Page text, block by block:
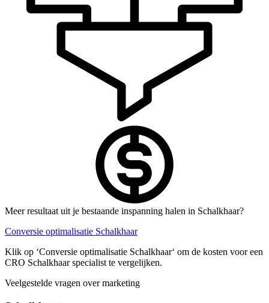
Meer resultaat uit je bestaande inspanning halen in Schalkhaar?
Conversie optimalisatie Schalkhaar
Klik op ‘Conversie optimalisatie Schalkhaar‘ om de kosten voor een
CRO Schalkhaar specialist te vergelijken.
Veelgestelde vragen over marketing